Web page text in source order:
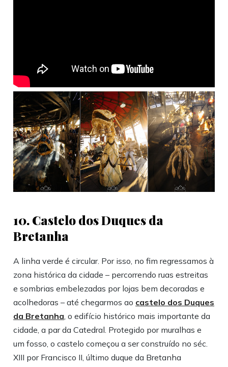
10. Castelo dos Duques da
Bretanha
A linha verde é circular. Por isso, no fim regressamos à
zona histórica da cidade – percorrendo ruas estreitas
e sombrias embelezadas por lojas bem decoradas e
acolhedoras – até chegarmos ao castelo dos Duques
da Bretanha, o edifício histórico mais importante da
cidade, a par da Catedral. Protegido por muralhas e
um fosso, o castelo começou a ser construído no séc.
XIII por Francisco II, último duque da Bretanha